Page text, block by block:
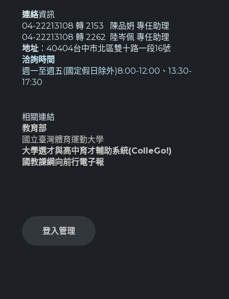
連絡資訊
04-22213108 轉 2153 陳品𡛓 專任助理
04-22213108 轉 2262 陸岑佩 專任助理
地址：40404台中市北區雙十路一段16號
洽詢時間
週一至週五(國定假日除外)8:00-12:00、13:30-
17:30
相關連結
教育部
國立臺灣體育運動大學
大學選才與高中育才輔助系統(ColleGo!)
國教課綱向前行電子報
登入管理